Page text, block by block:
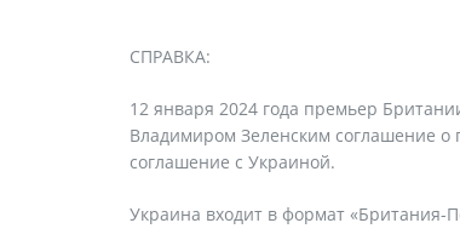
СПРАВКА:
12 января 2024 года премьер
Владимиром Зеленским соглашение о
соглашение с Украиной.
Украина входит в формат «Британия-